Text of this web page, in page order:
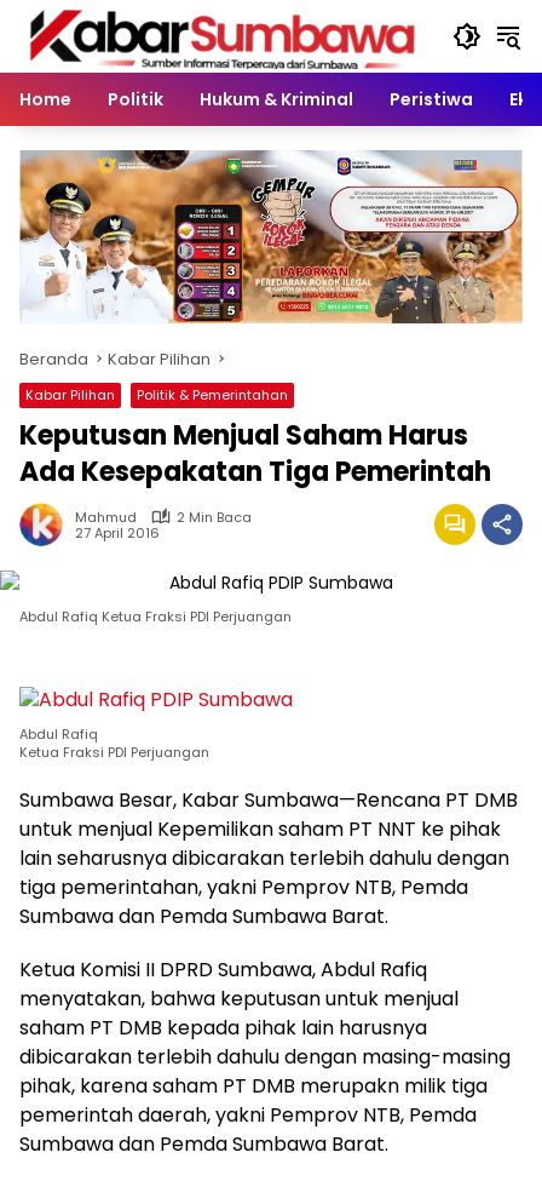
Langsung
konten
Home
Politik Hukum & Kriminal Peristiwa
Beranda Kabar Pilihan
Kabar Pilihan Politik & Pemerintahan
Keputusan Menjual Saham Harus
Ada Kesepakatan Tiga Pemerintah
Mahmud
2 Min Baca
27 April 2016
Abdul Rafiq Ketua Fraksi PDI Perjuangan
Abdul Rafiq
Ketua Fraksi PDI Perjuangan
Sumbawa Besar, Kabar Sumbawa—Rencana PT DMB
untuk menjual Kepemilikan saham PT NNT ke pihak
lain seharusnya dibicarakan terlebih dahulu dengan
tiga pemerintahan, yakni Pemprov NTB, Pemda
Sumbawa dan Pemda Sumbawa Barat.
Ketua Komisi II DPRD Sumbawa, Abdul Rafiq
menyatakan, bahwa keputusan untuk menjual
saham PT DMB kepada pihak lain harusnya
dibicarakan terlebih dahulu dengan masing-masing
pihak, karena saham PT DMB merupakn milik tiga
pemerintah daerah, yakni Pemprov NTB, Pemda
Sumbawa dan Pemda Sumbawa Barat.